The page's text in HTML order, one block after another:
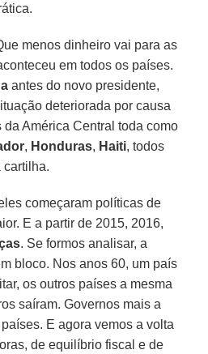
menos dinheiro vai para as
em todos os países.
antes do novo presidente,
deteriorada por causa
América Central toda como
, Honduras, Haiti, todos
cartilha.
começaram políticas de
E a partir de 2015, 2016,
. Se formos analisar, a
bloco. Nos anos 60, um país
os outros países a mesma
saíram. Governos mais a
E agora vemos a volta
de equilíbrio fiscal e de